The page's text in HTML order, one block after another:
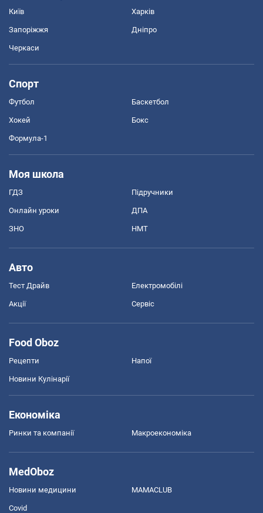
Київ Харків
Запоріжжя Дніпро
Черкаси
Спорт
Футбол Баскетбол
Хокей Бокс
Формула-1
Моя школа
ГДЗ Підручники
Онлайн уроки ДПА
ЗНО НМТ
Авто
Тест Драйв Електромобілі
Акції Сервіс
Food Oboz
Рецепти Напої
Новини Кулінарії
Економіка
Ринки та компанії Макроекономіка
MedOboz
Новини медицини MAMACLUB
Covid